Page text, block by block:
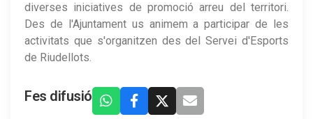
diverses iniciatives de promoció arreu del territori.
Des de l'Ajuntament us animem a participar de les
activitats que s'organitzen des del Servei d'Esports
de Riudellots.
Fes difusió